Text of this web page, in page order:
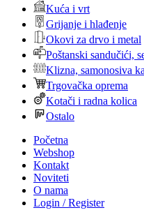
Kuća i vrt
Grijanje i hlađenje
Okovi za drvo i metal
Poštanski sandučići,
Klizna, samonosiva
Trgovačka oprema
Kotači i radna kolica
Ostalo
Početna
Webshop
Kontakt
Noviteti
O nama
Login / Register